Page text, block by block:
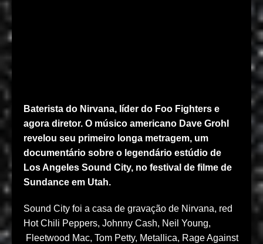
Baterista do Nirvana, líder do Foo Fighters e
agora diretor. O músico americano Dave Grohl
revelou seu primeiro longa metragem, um
documentário sobre o legendário estúdio de
Los Angeles Sound City, no festival de filme de
Sundance em Utah.
Sound City foi a casa de gravação de Nirvana, red
Hot Chili Peppers, Johnny Cash, Neil Young,
Fleetwood Mac, Tom Petty, Metallica, Rage Against